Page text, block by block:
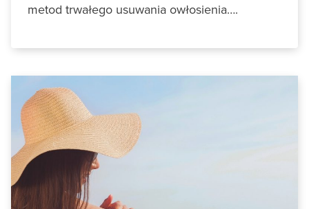
metod trwałego usuwania owłosienia….